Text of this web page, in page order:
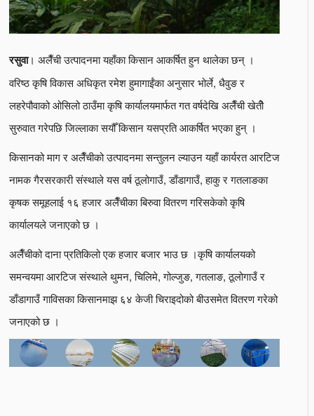
रसुवा। अलैँची उत्पादनमा यहाँका किसान आकर्षित हुन थालेका छन् ।
वरिष्ठ कृषि विकास अधिकृत रमेश हुमागाईंका अनुसार भोर्ले, धैवुङ र
लहरेपौवाको ओसिलो ठाउँमा कृषि कार्यालयमार्फत गत वर्षदेखि अलैँची खेतीे
सुरुवात गरेपछि जिल्लाका सयौँ किसान यसप्रति आकर्षित भएका हुन् ।
किसानको माग र अलैँचीको उत्पादनमा सन्तुलन ल्याउन यहाँ कार्यरत आरटिज
नामक गैरसरकारी संस्थाले यस वर्ष ठूलोगाउँ, डाँडागाउँ, हाकु र गतलाङका
कृषक समूहलाई १६ हजार अलैँचीका बिरुवा वितरण गरिसकेको कृषि
कार्यालयले जनाएको छ ।
अलैँचीको दाना प्रतिकिलो एक हजार बजार भाउ छ ।कृषि कार्यालयको
समन्वयमा आरटिज संस्थाले थुमन, चिलिमे, गोल्जुङ, गतलाङ, ठूलोगाउँ र
डाँडागाउँ गाविसका किसानमाझ ६४ केजी चिराइदोको बीउसमेत वितरण गरेको
जनाएको छ ।